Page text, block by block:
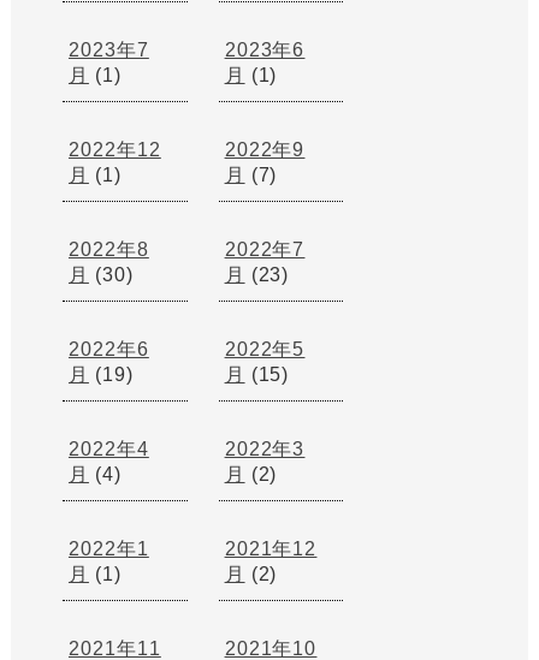
2023年7
月
(1)
2023年6
月
(1)
2022年12
月
(1)
2022年9
月
(7)
2022年8
月
(30)
2022年7
月
(23)
2022年6
月
(19)
2022年5
月
(15)
2022年4
月
(4)
2022年3
月
(2)
2022年1
月
(1)
2021年12
月
(2)
2021年11
2021年10